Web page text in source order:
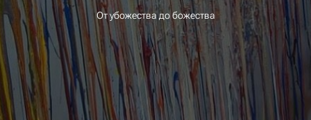
От убожества до божества